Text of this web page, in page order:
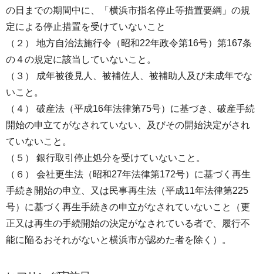
の日までの期間中に、「横浜市指名停止等措置要綱」の規
定による停止措置を受けていないこと
（２） 地方自治法施行令（昭和22年政令第16号）第167条
の４の規定に該当していないこと。
（３） 成年被後見人、被補佐人、被補助人及び未成年でな
いこと。
（４） 破産法（平成16年法律第75号）に基づき、破産手続
開始の申立てがなされていない、及びその開始決定がされ
ていないこと。
（５） 銀行取引停止処分を受けていないこと。
（６） 会社更生法（昭和27年法律第172号）に基づく再生
手続き開始の申立、又は民事再生法（平成11年法律第225
号）に基づく再生手続きの申立がなされていないこと（更
正又は再生の手続開始の決定がなされている者で、履行不
能に陥るおそれがないと横浜市が認めた者を除く）。